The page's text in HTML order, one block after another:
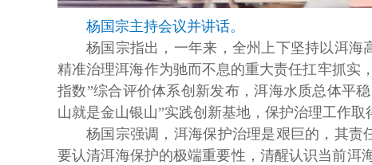
杨国宗主持会议并讲话。
杨国宗指出，一年来，全州上下坚持以洱
精准治理洱海作为驰而不息的重大责任扛牢抓实
指数”综合评价体系创新发布，洱海水质总体平
山就是金山银山”实践创新基地，保护治理工作取
杨国宗强调，洱海保护治理是艰巨的，其
要认清洱海保护的极端重要性，清醒认识当前洱